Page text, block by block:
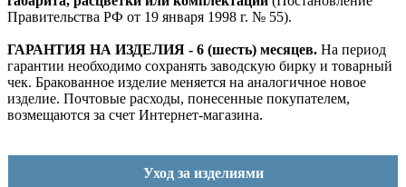
Правительства РФ от 19 января 1998 г. № 55).
ГАРАНТИЯ НА ИЗДЕЛИЯ - 6 (шесть) месяцев. На период
гарантии необходимо сохранять заводскую бирку и товарный
чек. Бракованное изделие меняется на аналогичное новое
изделие. Почтовые расходы, понесенные покупателем,
возмещаются за счет Интернет-магазина.
Уход за изделиями